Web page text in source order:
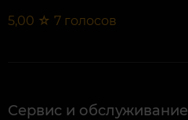
5,00 ☆ 7 голосов
Сервис и обслуживание